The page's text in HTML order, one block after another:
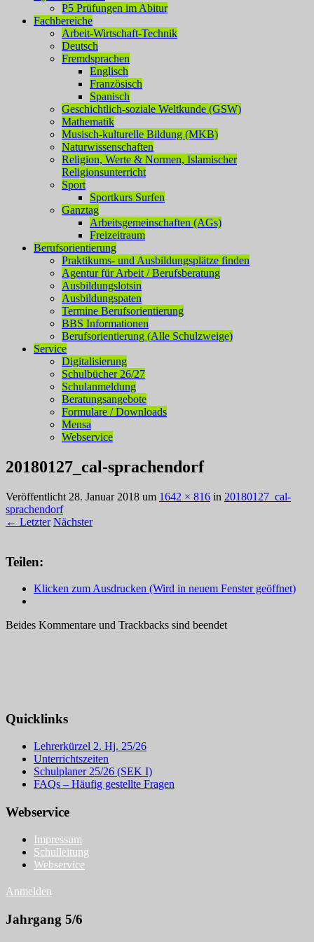
P5 Prüfungen im Abitur
Fachbereiche
Arbeit-Wirtschaft-Technik
Deutsch
Fremdsprachen
Englisch
Französisch
Spanisch
Geschichtlich-soziale Weltkunde (GSW)
Mathematik
Musisch-kulturelle Bildung (MKB)
Naturwissenschaften
Religion, Werte & Normen, Islamischer
Religionsunterricht
Sport
Sportkurs Surfen
Ganztag
Arbeitsgemeinschaften (AGs)
Freizeitraum
Berufsorientierung
Praktikums- und Ausbildungsplätze finden
Agentur für Arbeit / Berufsberatung
Ausbildungslotsin
Ausbildungspaten
Termine Berufsorientierung
BBS Informationen
Berufsorientierung (Alle Schulzweige)
Service
Digitalisierung
Schulbücher 26/27
Schulanmeldung
Beratungsangebote
Formulare / Downloads
Mensa
Webservice
20180127_cal-sprachendorf
Veröffentlicht 28. Januar 2018 um 1642 × 816 in 20180127_cal-
sprachendorf
← Letzter Nächster
Teilen:
Klicken zum Ausdrucken (Wird in neuem Fenster geöffnet)
Beides Kommentare und Trackbacks sind beendet
Quicklinks
Lehrerkürzel 2. Hj. 25/26
Unterrichtszeiten
Schulplaner 25/26 (SEK I)
FAQs – Häufig gestellte Fragen
Webservice
Impressum
Schulleitung
Webservice
Anmelden
Jahrgang 5/6